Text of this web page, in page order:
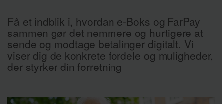
Få et indblik i, hvordan e-Boks og FarPay
sammen gør det nemmere og hurtigere at
sende og modtage betalinger digitalt. Vi
viser dig de konkrete fordele og muligheder,
der styrker din forretning